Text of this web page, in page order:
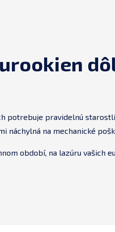
potrebuje pravidelnú
náchylná na mechanické
období, na lazúru vašich